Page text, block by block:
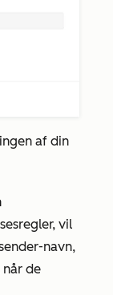
af din
vil
navn,
når de